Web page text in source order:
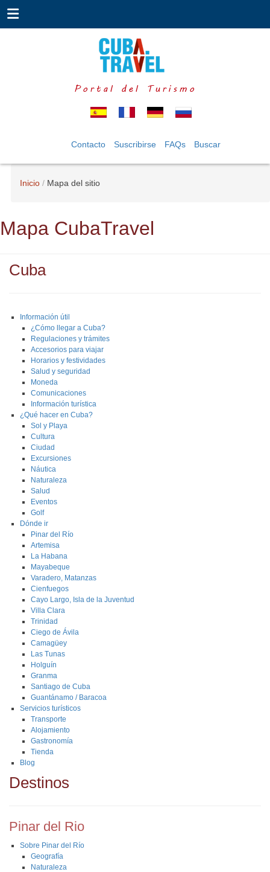
Portal del Turismo
Contacto Suscribirse FAQs Buscar
Inicio Mapa del sitio
Mapa CubaTravel
Cuba
Información útil
¿Cómo llegar a Cuba?
Regulaciones y trámites
Accesorios para viajar
Horarios y festividades
Salud y seguridad
Moneda
Comunicaciones
Información turística
¿Qué hacer en Cuba?
Sol y Playa
Cultura
Ciudad
Excursiones
Náutica
Naturaleza
Salud
Eventos
Golf
Dónde ir
Pinar del Río
Artemisa
La Habana
Mayabeque
Varadero, Matanzas
Cienfuegos
Cayo Largo, Isla de la Juventud
Villa Clara
Trinidad
Ciego de Ávila
Camagüey
Las Tunas
Holguín
Granma
Santiago de Cuba
Guantánamo / Baracoa
Servicios turísticos
Transporte
Alojamiento
Gastronomía
Tienda
Blog
Destinos
Pinar del Rio
Sobre Pinar del Río
Geografía
Naturaleza